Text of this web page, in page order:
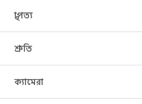
স্থাপত্য
শ্রুতি
ক্যামেরা